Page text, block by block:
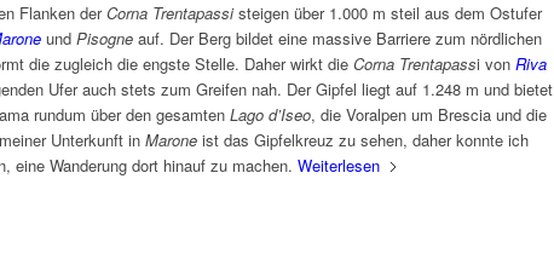
Flanken derCorna Trentapassisteigen über 1.000 m steil aus dem Ostufer
und Pisogne auf. Der Berg bildet eine massive Barriere zum nördlichen
die zugleich die engste Stelle. Daher wirkt die Corna Trentapassi von Riva
Ufer auch stets zum Greifen nah. Der Gipfel liegt auf 1.248 m und bietet
rundum über den gesamten Lago d’Iseo, die Voralpen um Brescia und die
Unterkunft in Marone ist das Gipfelkreuz zu sehen, daher konnte ich
eine Wanderung dort hinauf zu machen. Weiterlesen